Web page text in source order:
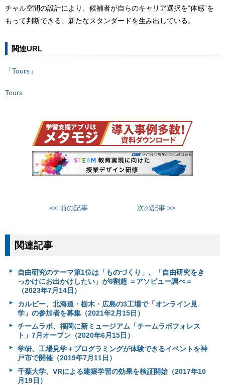
チャル空間の設計により、候補者が自らのキャリア選択を“体感”を
もって判断できる、新たなスタンダードを生み出している。
関連URL
「Tours」
Tours
<< 前の記事 次の記事 >>
関連記事
自由研究のテーマ第1位は「ものづくり」、「自由研究をき
っかけにお出かけしたい」が8割超 ＝アソビュー調べ＝
（2023年7月14日）
カルビー、北海道・栃木・広島の3工場で「オンライン見
学」の参加者を募集（2021年2月15日）
チームラボ、福岡に新ミュージアム「チームラボフォレス
ト」7月オープン（2020年6月15日）
学研、工場見学＋プログラミングが体験できるイベントを神
戸市で開催（2019年7月11日）
千葉大学、VRによる建築学習の効果を検証開始（2017年10
月19日）